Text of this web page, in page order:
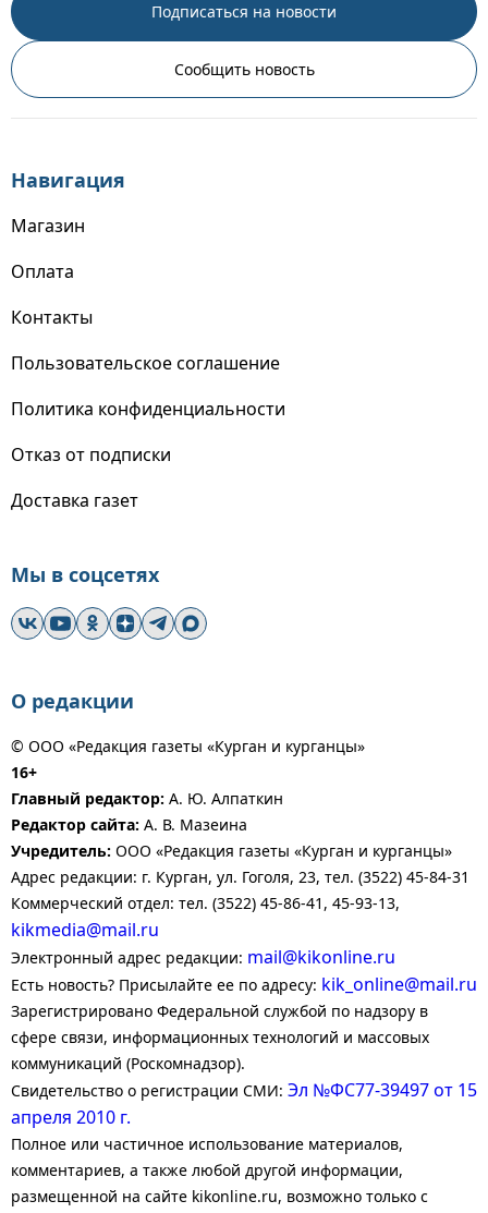
Подписаться на новости
Сообщить новость
Навигация
Магазин
Оплата
Контакты
Пользовательское соглашение
Политика конфиденциальности
Отказ от подписки
Доставка газет
Мы в соцсетях
О редакции
© ООО «Редакция газеты «Курган и курганцы»
16+
Главный редактор: А. Ю. Алпаткин
Редактор сайта: А. В. Мазеина
Учредитель: ООО «Редакция газеты «Курган и курганцы»
Адрес редакции: г. Курган, ул. Гоголя, 23, тел. (3522) 45-84-31
Коммерческий отдел: тел. (3522) 45-86-41, 45-93-13,
kikmedia@mail.ru
Электронный адрес редакции: mail@kikonline.ru
Есть новость? Присылайте ее по адресу: kik_online@mail.ru
Зарегистрировано Федеральной службой по надзору в
сфере связи, информационных технологий и массовых
коммуникаций (Роскомнадзор).
Свидетельство о регистрации СМИ: Эл №ФС77-39497 от 15
апреля 2010 г.
Полное или частичное использование материалов,
комментариев, а также любой другой информации,
размещенной на сайте kikonline.ru, возможно только с